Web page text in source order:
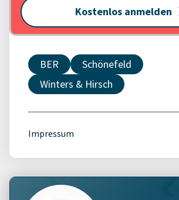
Kostenlos anmelden
BER
Schönefeld
Winters & Hirsch
Impressum